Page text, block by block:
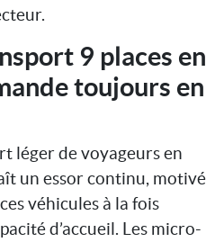
9 places en
toujours en
léger de voyageurs en
un essor continu, motivé
véhicules à la fois
d’accueil. Les micro-